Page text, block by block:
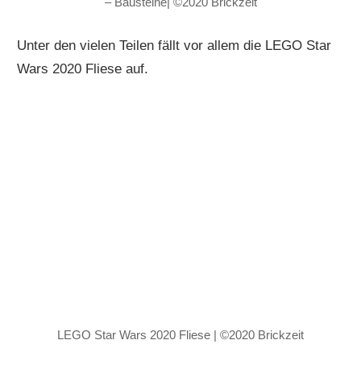
Unter den vielen Teilen fällt vor allem die LEGO Star
Wars 2020 Fliese auf.
LEGO Star Wars 2020 Fliese | ©2020 Brickzeit